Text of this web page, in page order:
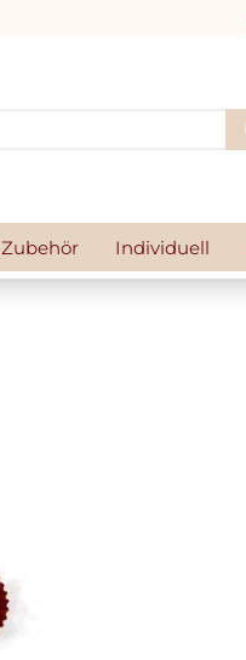
Zubehör Individuell